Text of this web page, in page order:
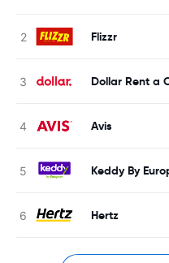
Flizzr
Dollar Rent a
Avis
Keddy By
Hertz